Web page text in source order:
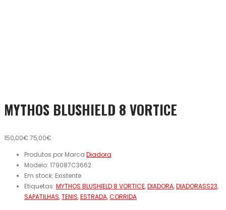
MYTHOS BLUSHIELD 8 VORTICE
150,00€ 75,00€
Produtos por Marca Diadora
Modelo: 179087C3662
Em stock: Existente
Etiquetas: MYTHOS BLUSHIELD 8 VORTICE,DIADORA,DIADORASS23,
SAPATILHAS,TENIS,ESTRADA,CORRIDA